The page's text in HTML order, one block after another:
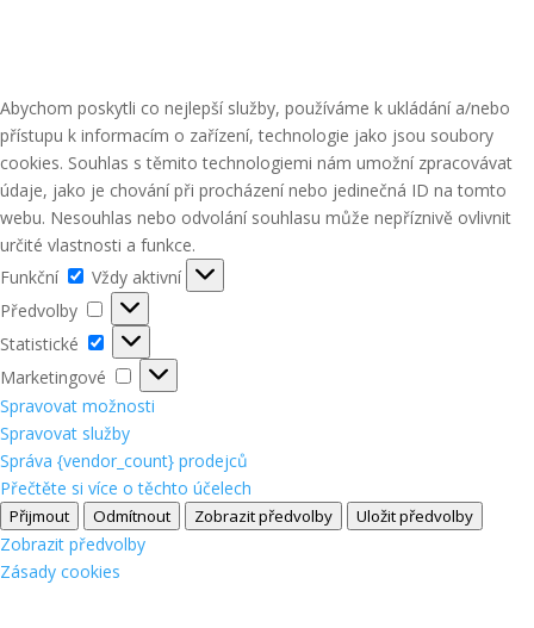
Abychom poskytli co nejlepší služby, používáme k ukládání a/nebo
přístupu k informacím o zařízení, technologie jako jsou soubory
cookies. Souhlas s těmito technologiemi nám umožní zpracovávat
údaje, jako je chování při procházení nebo jedinečná ID na tomto
webu. Nesouhlas nebo odvolání souhlasu může nepříznivě ovlivnit
určité vlastnosti a funkce.
Funkční
Funkční
Vždy aktivní
Předvolby
Předvolby
Statistické
Statistické
Marketingové
Marketingové
Spravovat možnosti
Spravovat služby
Správa {vendor_count} prodejců
Přečtěte si více o těchto účelech
Přijmout Odmítnout Zobrazit předvolby Uložit předvolby
Zobrazit předvolby
Zásady cookies